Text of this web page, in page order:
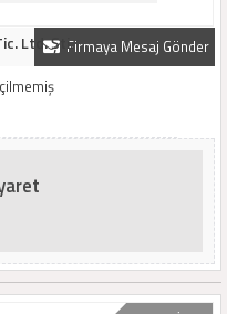
Firmaya Mesaj Gönder
Ltd. Şti.